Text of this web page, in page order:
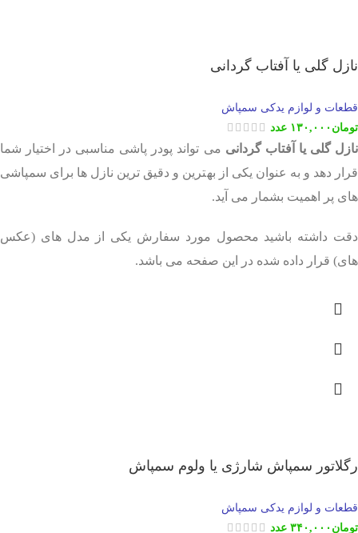
نازل گلی یا آفتاب گردانی
قطعات و لوازم یدکی سمپاش
تومان ۱۳۰,۰۰۰ عدد
نازل گلی یا آفتاب گردانی می تواند پودر پاشی مناسبی در اختیار شما
قرار دهد و به عنوان یکی از بهترین و دقیق ترین نازل ها برای سمپاشی
های پر اهمیت بشمار می آید.
دقت داشته باشید محصول مورد سفارش یکی از مدل های (عکس
های) قرار داده شده در این صفحه می باشد.
رگلاتور سمپاش شارژی یا ولوم سمپاش
قطعات و لوازم یدکی سمپاش
تومان ۳۴۰,۰۰۰ عدد